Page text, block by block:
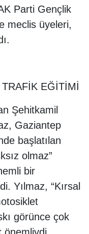
Parti Gençlik
meclis üyeleri,
EĞİTİMİ
Şehitkamil
Gaziantep
başlatılan
olmaz”
bir
Yılmaz, “Kırsal
görünce çok